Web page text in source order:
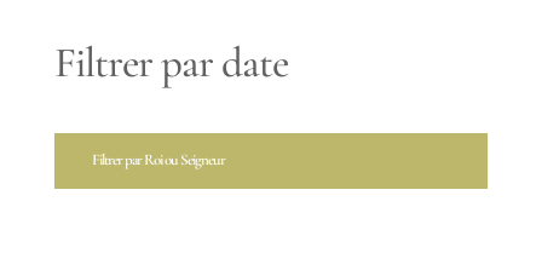
Filtrer par date
Filtrer par Roi ou Seigneur